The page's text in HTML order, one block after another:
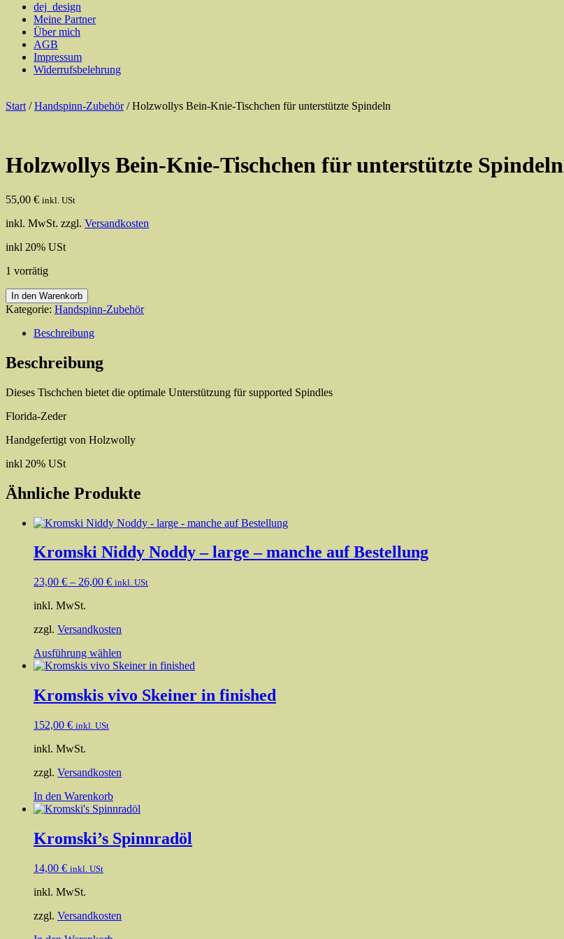
dej_design
Meine Partner
Über mich
AGB
Impressum
Widerrufsbelehrung
Start /Handspinn-Zubehör/ Holzwollys Bein-Knie-Tischchen für unterstützte Spindeln
Holzwollys Bein-Knie-Tischchen für unterstützte Spindeln
55,00 € inkl. USt
inkl. MwSt. zzgl. Versandkosten
inkl 20% USt
1 vorrätig
Holzwollys
Bein-
Knie-
Tischchen
unterstützte
Spindeln
In den Warenkorb
Kategorie: Handspinn-Zubehör
Beschreibung
Beschreibung
Dieses Tischchen bietet die optimale Unterstützung für supported Spindles
Florida-Zeder
Handgefertigt von Holzwolly
inkl 20% USt
Ähnliche Produkte
Kromski Niddy Noddy – large – manche auf Bestellung
23,00 € – 26,00 € inkl. USt
inkl. MwSt.
zzgl. Versandkosten
Ausführung wählen
Produkt
mehrere
Varianten
der
gewählt
werden
Kromskis vivo Skeiner in finished
152,00 € inkl. USt
inkl. MwSt.
zzgl. Versandkosten
In den Warenkorb
Kromski’s Spinnradöl
14,00 € inkl. USt
inkl. MwSt.
zzgl. Versandkosten